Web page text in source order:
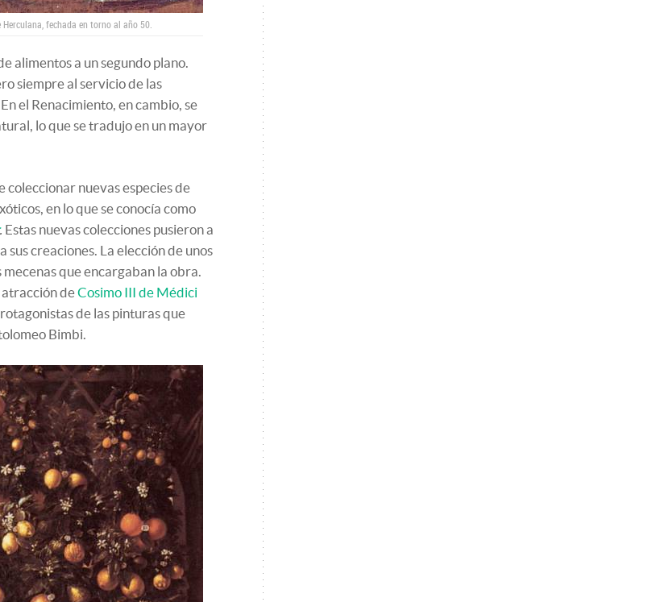
fechada en torno al año 50.
alimentos a un segundo plano.
siempre al servicio de las
el Renacimiento, en cambio, se
lo que se tradujo en un mayor
coleccionar nuevas especies de
en lo que se conocía como
. Estas nuevas colecciones pusieron a
creaciones. La elección de unos
mecenas que encargaban la obra.
atracción deCosimo III de Médici
de las pinturas que
Bimbi.